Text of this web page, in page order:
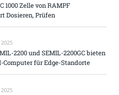
1000 Zelle von RAMPF
Dosieren, Prüfen
2200 und SEMIL-2200GC bieten
Computer für Edge-Standorte